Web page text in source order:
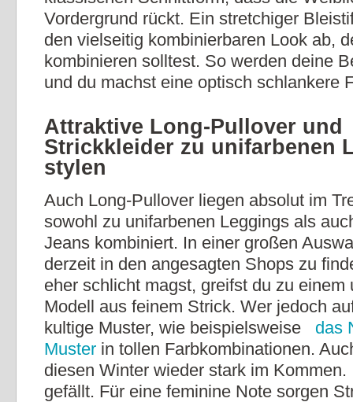
Vordergrund rückt. Ein stretchiger
den vielseitig kombinierbaren Look ab,
kombinieren solltest. So werden deine
und du machst eine optisch schlankere
Attraktive Long-Pullover und
Strickkleider zu unifarbenen
stylen
Auch Long-Pullover liegen absolut im
sowohl zu unifarbenen Leggings als
Jeans kombiniert. In einer großen
derzeit in den angesagten Shops zu
eher schlicht magst, greifst du zu einem
Modell aus feinem Strick. Wer jedoch
kultige Muster, wie beispielsweise
das
Muster in tollen Farbkombinationen.
diesen Winter wieder stark im Kommen.
gefällt. Für eine feminine Note sorgen